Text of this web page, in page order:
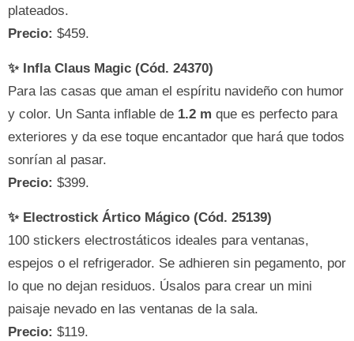
plateados.
Precio: $459.
✨ Infla Claus Magic (Cód. 24370)
Para las casas que aman el espíritu navideño con humor
y color. Un Santa inflable de 1.2 m que es perfecto para
exteriores y da ese toque encantador que hará que todos
sonrían al pasar.
Precio: $399.
✨ Electrostick Ártico Mágico (Cód. 25139)
100 stickers electrostáticos ideales para ventanas,
espejos o el refrigerador. Se adhieren sin pegamento, por
lo que no dejan residuos. Úsalos para crear un mini
paisaje nevado en las ventanas de la sala.
Precio: $119.